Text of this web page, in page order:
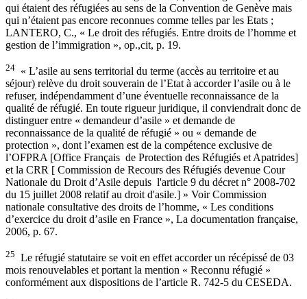
qui étaient des réfugiées au sens de la Convention de Genève mais
qui n’étaient pas encore reconnues comme telles par les Etats ;
LANTERO, C., « Le droit des réfugiés. Entre droits de l’homme et
gestion de l’immigration », op.,cit, p. 19.
24 « L’asile au sens territorial du terme (accès au territoire et au
séjour) relève du droit souverain de l’Etat à accorder l’asile ou à le
refuser, indépendamment d’une éventuelle reconnaissance de la
qualité de réfugié. En toute rigueur juridique, il conviendrait donc de
distinguer entre « demandeur d’asile » et demande de
reconnaissance de la qualité de réfugié » ou « demande de
protection », dont l’examen est de la compétence exclusive de
l’OFPRA [Office Français de Protection des Réfugiés et Apatrides]
et la CRR [ Commission de Recours des Réfugiés devenue Cour
Nationale du Droit d’Asile depuis l'article 9 du décret n° 2008-702
du 15 juillet 2008 relatif au droit d'asile.] » Voir Commission
nationale consultative des droits de l’homme, « Les conditions
d’exercice du droit d’asile en France », La documentation française,
2006, p. 67.
25 Le réfugié statutaire se voit en effet accorder un récépissé de 03
mois renouvelables et portant la mention « Reconnu réfugié »
conformément aux dispositions de l’article R. 742-5 du CESEDA.